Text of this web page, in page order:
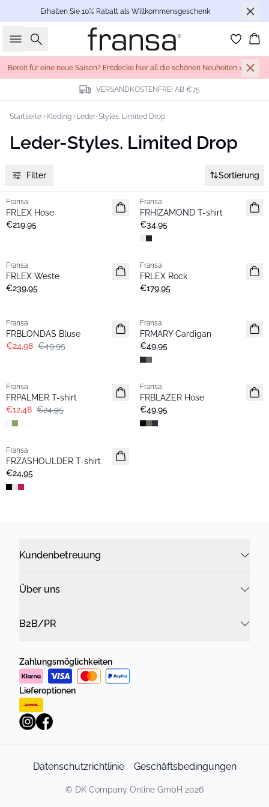
Erhalten Sie 10% Rabatt als Willkommensgeschenk
Suche
Bereit für eine neue Saison? Entdecke hier all die schönen Neuheiten >
VERSANDKOSTENFREI AB €75
Startseite Kleding Leder-Styles. Limited Drop
Leder-Styles. Limited Drop
Filter Sortierung
Fransa
FRLEX Hose
€219,95
Extended size
Fransa
FRHIZAMOND T-shirt
€34,95
Fransa
FRLEX Weste
€239,95
Fransa
FRLEX Rock
€179,95
Fransa
FRBLONDAS Bluse
€24,98 €49,95
Fransa
FRMARY Cardigan
€49,95
Fransa
FRPALMER T-shirt
€12,48 €24,95
Basic
Fransa
FRBLAZER Hose
€49,95
Basic
Fransa
FRZASHOULDER T-shirt
€24,95
Kundenbetreuung
Über uns
B2B/PR
Zahlungsmöglichkeiten
Lieferoptionen
Datenschutzrichtlinie Geschäftsbedingungen
© DK Company Online GmbH 2026